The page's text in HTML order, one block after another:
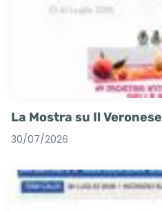
La Mostra su Il Veronese
30/07/2026